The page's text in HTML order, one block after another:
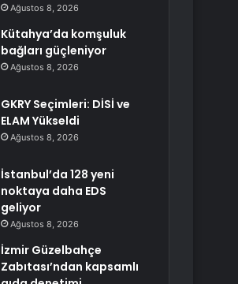
Ağustos 8, 2026
Kütahya’da komşuluk
bağları güçleniyor
Ağustos 8, 2026
GKRY Seçimleri: DİSİ ve
ELAM Yükseldi
Ağustos 8, 2026
İstanbul’da 128 yeni
noktaya daha EDS
geliyor
Ağustos 8, 2026
İzmir Güzelbahçe
Zabıtası’ndan kapsamlı